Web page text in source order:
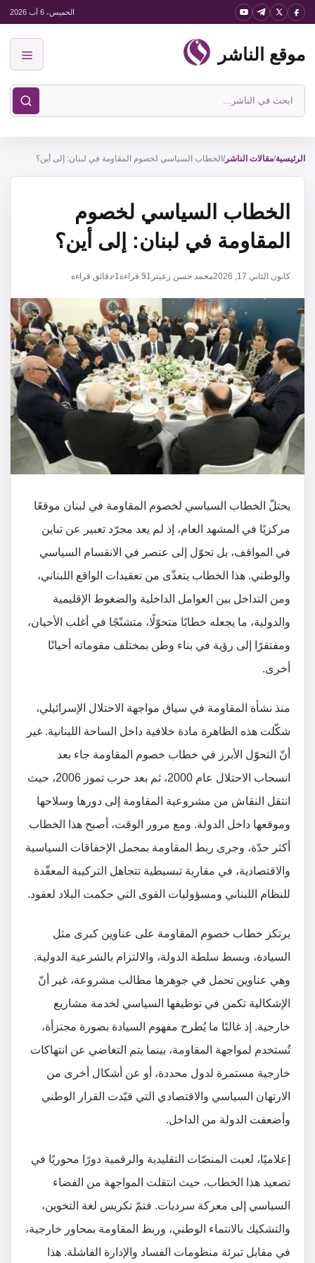
انتقل
المحتوى
الخميس، 6 آب 2026
موقع الناشر
ابحث
في
الناشر
الرئيسية/مقالات الناشر/ الخطاب السياسي لخصوم المقاومة في لبنان: إلى أين؟
الخطاب السياسي لخصوم
المقاومة في لبنان: إلى أين؟
كانون الثاني 17, 2026 محمد حسن زعيتر 51 قراءة1 دقائق قراءة
يحتلّ الخطاب السياسي لخصوم المقاومة في لبنان موقعًا
مركزيًا في المشهد العام، إذ لم يعد مجرّد تعبير عن تباين
في المواقف، بل تحوّل إلى عنصر في الانقسام السياسي
والوطني. هذا الخطاب يتغذّى من تعقيدات الواقع اللبناني،
ومن التداخل بين العوامل الداخلية والضغوط الإقليمية
والدولية، ما يجعله خطابًا متحوّلًا، متشنّجًا في أغلب الأحيان،
ومفتقرًا إلى رؤية في بناء وطن بمختلف مقوماته أحيانًا
أخرى.
منذ نشأة المقاومة في سياق مواجهة الاحتلال الإسرائيلي،
شكّلت هذه الظاهرة مادة خلافية داخل الساحة اللبنانية. غير
أنّ التحوّل الأبرز في خطاب خصوم المقاومة جاء بعد
انسحاب الاحتلال عام 2000، ثم بعد حرب تموز 2006، حيث
انتقل النقاش من مشروعية المقاومة إلى دورها وسلاحها
وموقعها داخل الدولة. ومع مرور الوقت، أصبح هذا الخطاب
أكثر حدّة، وجرى ربط المقاومة بمجمل الإخفاقات السياسية
والاقتصادية، في مقاربة تبسيطية تتجاهل التركيبة المعقّدة
للنظام اللبناني ومسؤوليات القوى التي حكمت البلاد لعقود.
يرتكز خطاب خصوم المقاومة على عناوين كبرى مثل
السيادة، وبسط سلطة الدولة، والالتزام بالشرعية الدولية.
وهي عناوين تحمل في جوهرها مطالب مشروعة، غير أنّ
الإشكالية تكمن في توظيفها السياسي لخدمة مشاريع
خارجية. إذ غالبًا ما يُطرح مفهوم السيادة بصورة مجتزأة،
تُستخدم لمواجهة المقاومة، بينما يتم التغاضي عن انتهاكات
خارجية مستمرة لدول محددة، أو عن أشكال أخرى من
الارتهان السياسي والاقتصادي التي قيّدت القرار الوطني
وأضعفت الدولة من الداخل.
إعلاميًا، لعبت المنصّات التقليدية والرقمية دورًا محوريًا في
تصعيد هذا الخطاب، حيث انتقلت المواجهة من الفضاء
السياسي إلى معركة سرديات. فتمّ تكريس لغة التخوين،
والتشكيك بالانتماء الوطني، وربط المقاومة بمحاور خارجية،
في مقابل تبرئة منظومات الفساد والإدارة الفاشلة. هذا